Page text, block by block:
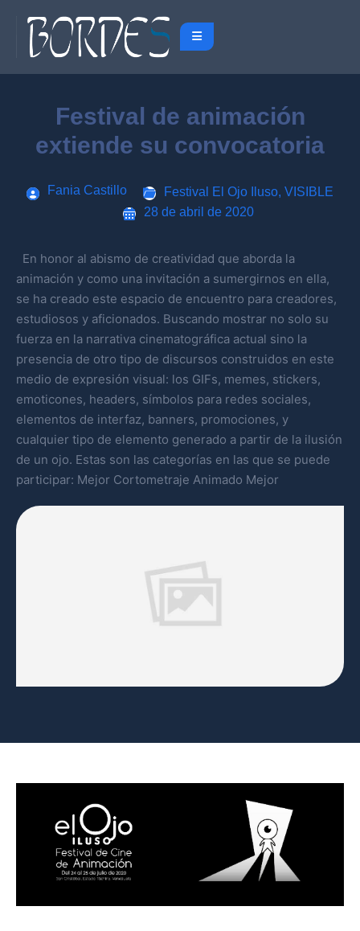
Festival de animación
extiende su convocatoria
Fania Castillo Festival El Ojo Iluso, VISIBLE
28 de abril de 2020
En honor al abismo de creatividad que aborda la
animación y como una invitación a sumergirnos en ella,
se ha creado este espacio de encuentro para creadores,
estudiosos y aficionados. Buscando mostrar no solo su
fuerza en la narrativa cinematográfica actual sino la
presencia de otro tipo de discursos construidos en este
medio de expresión visual: los GIFs, memes, stickers,
emoticones, headers, símbolos para redes sociales,
elementos de interfaz, banners, promociones, y
cualquier tipo de elemento generado a partir de la ilusión
de un ojo. Estas son las categorías en las que se puede
participar: Mejor Cortometraje Animado Mejor